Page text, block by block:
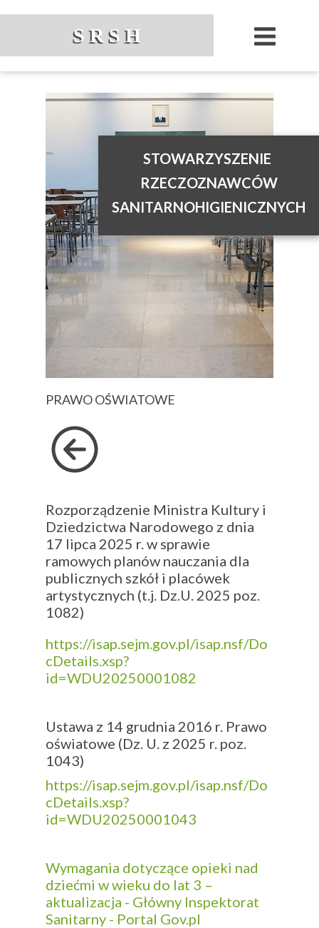
Rozporządzenie Ministra Kultury i
Dziedzictwa Narodowego z dnia
17 lipca 2025 r. w sprawie
ramowych planów nauczania dla
publicznych szkół i placówek
artystycznych (t.j. Dz.U. 2025 poz.
1082)
https://isap.sejm.gov.pl/isap.nsf/Do
cDetails.xsp?
id=WDU20250001082
Ustawa z 14 grudnia 2016 r. Prawo
oświatowe (Dz. U. z 2025 r. poz.
1043)
https://isap.sejm.gov.pl/isap.nsf/Do
cDetails.xsp?
id=WDU20250001043
Wymagania dotyczące opieki nad
dziećmi w wieku do lat 3 –
aktualizacja - Główny Inspektorat
Sanitarny - Portal Gov.pl
PRAWO OŚWIATOWE
STOWARZYSZENIE
RZECZOZNAWCÓW
SANITARNOHIGIENICZNYCH
S R S H